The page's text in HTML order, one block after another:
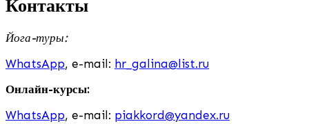
Контакты
Йога-туры:
WhatsApp, e-mail: hr_galina@list.ru
Онлайн-курсы:
WhatsApp, e-mail: piakkord@yandex.ru